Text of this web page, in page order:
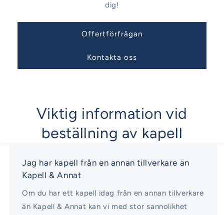
dig!
Offertförfrågan
Kontakta oss
Viktig information vid
beställning av kapell
Jag har kapell från en annan tillverkare än
Kapell & Annat
Om du har ett kapell idag från en annan tillverkare
än Kapell & Annat kan vi med stor sannolikhet